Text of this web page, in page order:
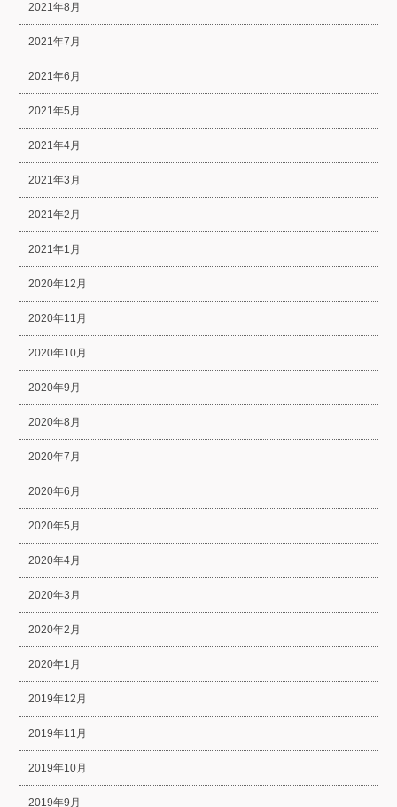
2021年8月
2021年7月
2021年6月
2021年5月
2021年4月
2021年3月
2021年2月
2021年1月
2020年12月
2020年11月
2020年10月
2020年9月
2020年8月
2020年7月
2020年6月
2020年5月
2020年4月
2020年3月
2020年2月
2020年1月
2019年12月
2019年11月
2019年10月
2019年9月